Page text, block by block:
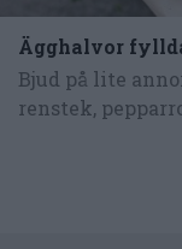
Ägghalvor
Bjud på lite
renstek,